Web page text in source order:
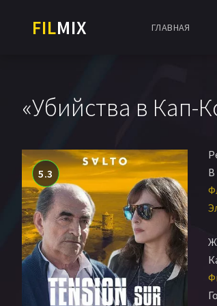
FILMIX ГЛАВНАЯ
«Убийства в Кап-
5.3
В